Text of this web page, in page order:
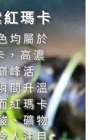
瑪卡
均屬於
，高濃
峰活
間升溫
紅瑪卡
、礦物
人注目